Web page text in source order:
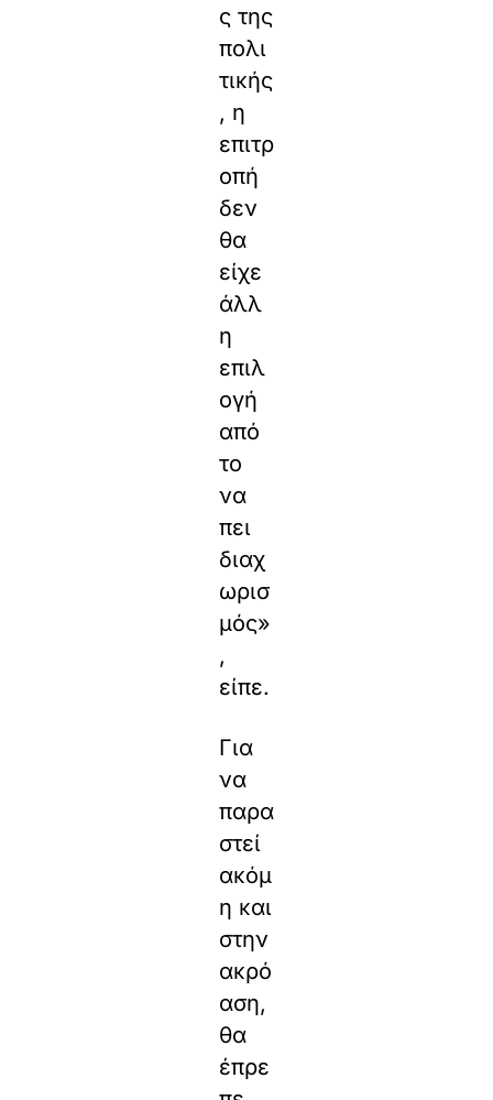
ς της
πολι
τικής
, η
επιτρ
οπή
δεν
θα
είχε
άλλ
η
επιλ
ογή
από
το
να
πει
διαχ
ωρισ
μός»
,
είπε.
Για
να
παρα
στεί
ακόμ
η και
στην
ακρό
αση,
θα
έπρε